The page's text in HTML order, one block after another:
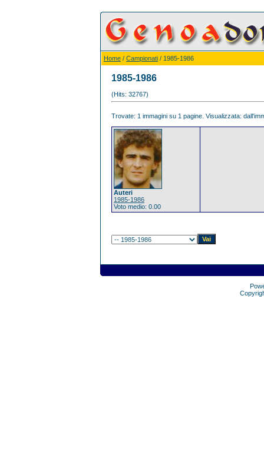
Home / Campionati / 1985-1986
1985-1986
(Hits: 32767)
Trovate: 1 immagini su 1 pagine. Visualizzata:
Auteri
1985-1986
Voto medio: 0.00